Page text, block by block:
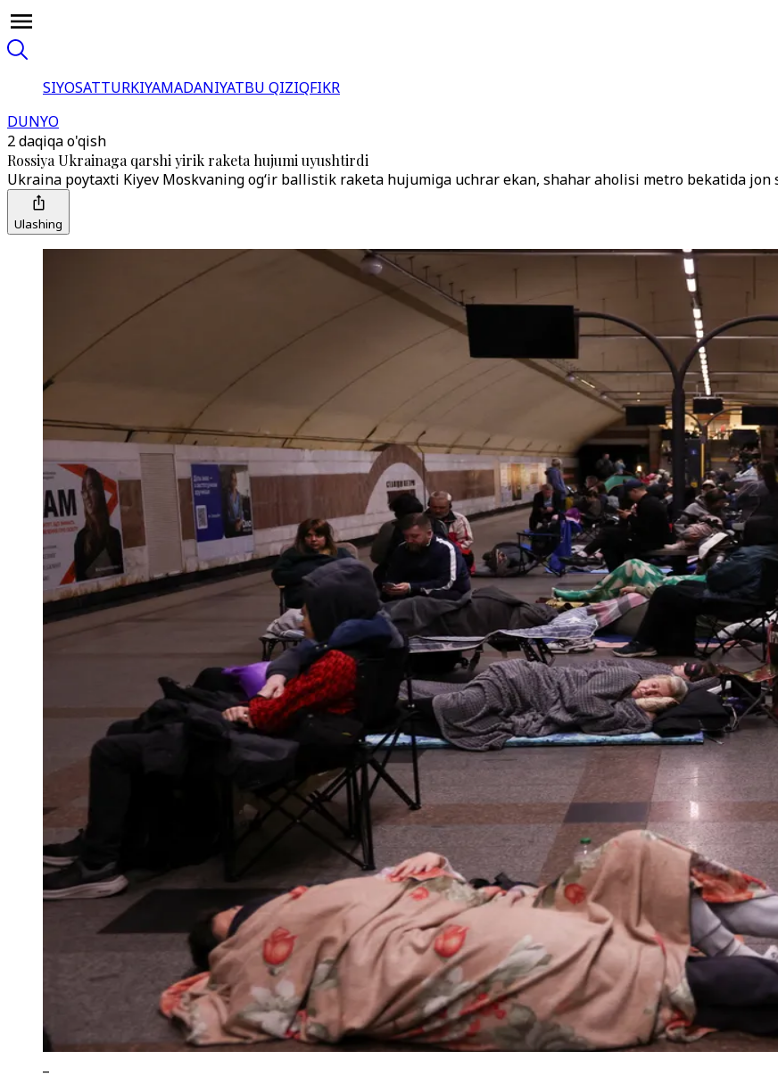
SIYOSATTURKIYAMADANIYATBU QIZIQFIKR
DUNYO
2 daqiqa o'qish
Rossiya Ukrainaga qarshi yirik raketa hujumi uyushtirdi
Ukraina poytaxti Kiyev Moskvaning og‘ir ballistik raketa hujumiga uchrar ekan, shahar aholisi metro bekatida jon
Ulashing